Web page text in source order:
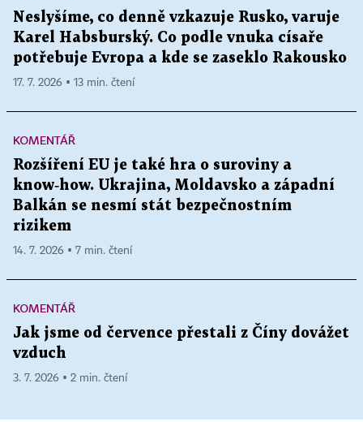
Neslyšíme, co denně vzkazuje Rusko, varuje
Karel Habsburský. Co podle vnuka císaře
potřebuje Evropa a kde se zaseklo Rakousko
17. 7. 2026 ▪ 13 min. čtení
KOMENTÁŘ
Rozšíření EU je také hra o suroviny a
know‑how. Ukrajina, Moldavsko a západní
Balkán se nesmí stát bezpečnostním
rizikem
14. 7. 2026 ▪ 7 min. čtení
KOMENTÁŘ
Jak jsme od července přestali z Číny dovážet
vzduch
3. 7. 2026 ▪ 2 min. čtení